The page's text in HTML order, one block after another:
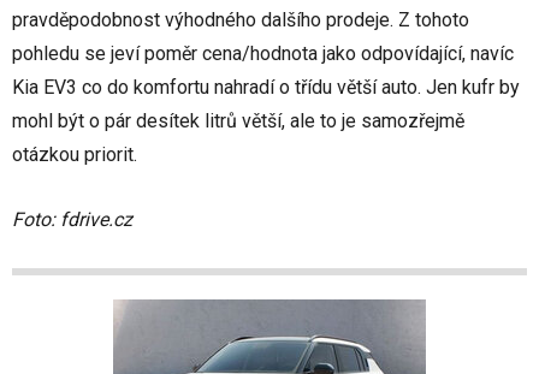
pravděpodobnost výhodného dalšího prodeje. Z tohoto
pohledu se jeví poměr cena/hodnota jako odpovídající, navíc
Kia EV3 co do komfortu nahradí o třídu větší auto. Jen kufr by
mohl být o pár desítek litrů větší, ale to je samozřejmě
otázkou priorit.
Foto: fdrive.cz